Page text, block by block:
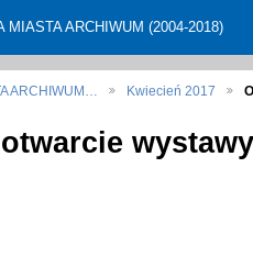
MIASTA ARCHIWUM (2004-2018)
ARCHIWUM… Kwiecień 2017